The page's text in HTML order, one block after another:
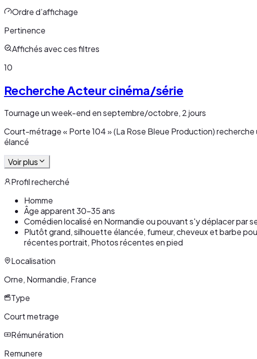
Ordre d’affichage
Pertinence
Affichés avec ces filtres
10
Recherche Acteur cinéma/série
Tournage un week-end en septembre/octobre, 2 jours
Court-métrage « Porte 104 » (La Rose Bleue Production)
élancé
Voir plus
Profil recherché
Homme
Âge apparent 30-35 ans
Comédien localisé en Normandie ou pouvant s'y déplacer par
Plutôt grand, silhouette élancée, fumeur, cheveux et barbe
récentes portrait, Photos récentes en pied
Localisation
Orne, Normandie, France
Type
Court metrage
Rémunération
Remunere